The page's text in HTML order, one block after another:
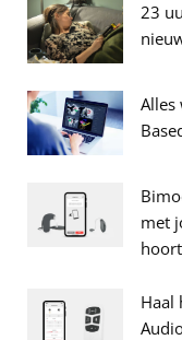
23
Alles
met
Haal